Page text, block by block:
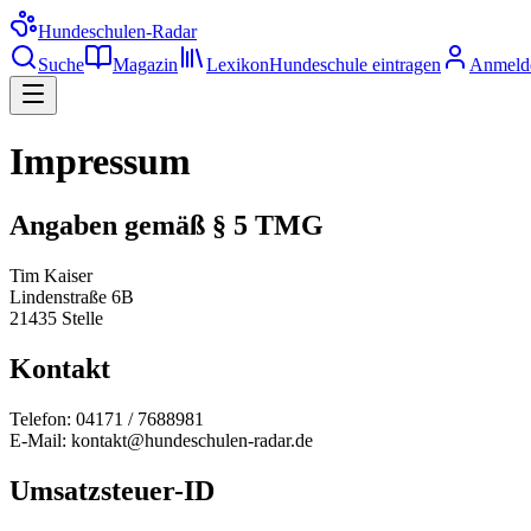
Hundeschulen-Radar
Suche
Magazin LexikonHundeschule eintragen
Impressum
Angaben gemäß § 5 TMG
Tim Kaiser
Lindenstraße 6B
21435 Stelle
Kontakt
Telefon: 04171 / 7688981
E-Mail: kontakt@hundeschulen-radar.de
Umsatzsteuer-ID